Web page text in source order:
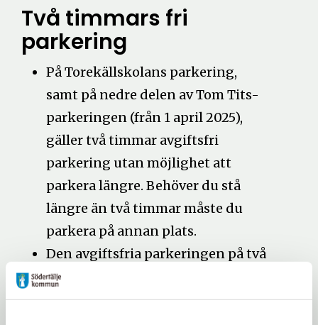
Två timmars fri
parkering
På Torekällskolans parkering,
samt på nedre delen av Tom Tits-
parkeringen (från 1 april 2025),
gäller två timmar avgiftsfri
parkering utan möjlighet att
parkera längre. Behöver du stå
längre än två timmar måste du
parkera på annan plats.
Den avgiftsfria parkeringen på två
timmar gäller totalt tid/dygn på
dessa parkeringar tillsammans.